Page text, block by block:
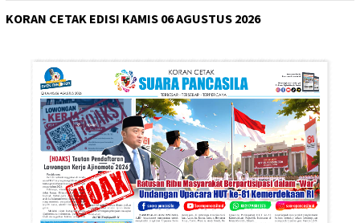
KORAN CETAK EDISI KAMIS 06 AGUSTUS 2026